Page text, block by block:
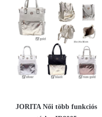
JORITA Női több funkciós